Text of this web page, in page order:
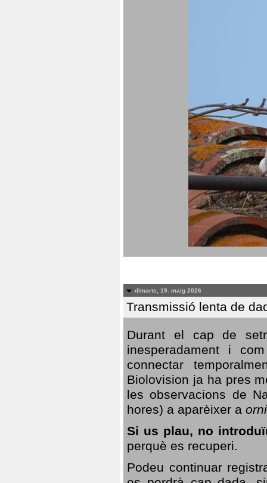
dimarts, 19. maig 2026
Transmissió lenta de
Durant el cap de
inesperadament i
connectar
Biolovision ja ha pres
les observacions de
hores) a aparèixer a
Si us plau, no
perquè es recuperi.
Podeu continuar